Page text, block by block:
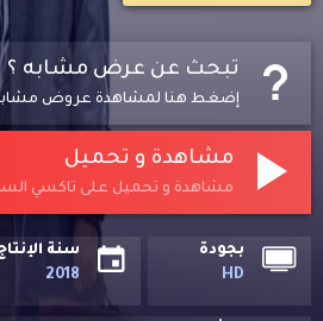
تبحث عن عرض مشابه ؟
إضغط هنا لمشاهدة عروض
مشاهدة و تحميل
مشاهدة و تحميل على تاكسي
بجودة
HD
سنة
2018